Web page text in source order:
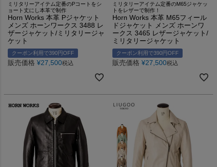
ミリタリーアイテム定番のPコートをシ
ョート丈にし本革で制作
Horn Works 本革 Pジャケット
メンズ ホーンワークス 3488 レ
ザージャケット/ミリタリージャ
ケット
クーポン利用で390円OFF
販売価格 ¥27,500税込
ミリタリーアイテム定番のM65ジャケッ
トをレザーで制作！
Horn Works 本革 M65フィール
ドジャケット メンズ ホーンワ
ークス 3465 レザージャケット/
ミリタリージャケット
クーポン利用で390円OFF
販売価格 ¥27,500税込